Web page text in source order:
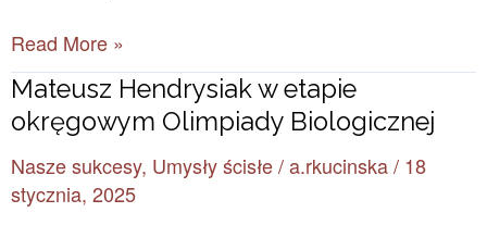
Read More »
Mateusz Hendrysiak w etapie
okręgowym Olimpiady Biologicznej
Nasze sukcesy, Umysły ścisłe/a.rkucinska/ 18
stycznia, 2025
Mateusz
Hendrysiak
etapie
okręgowym